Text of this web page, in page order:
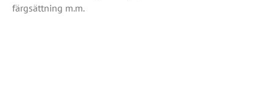
färgsättning m.m.